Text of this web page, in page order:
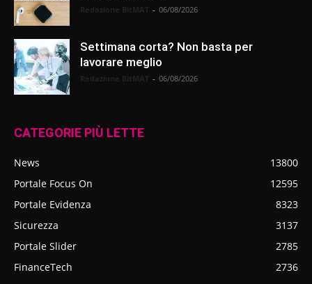
- 06/08/2026
Settimana corta? Non basta per
lavorare meglio
- 06/08/2026
CATEGORIE PIÙ LETTE
News
13800
Portale Focus On
12595
Portale Evidenza
8323
Sicurezza
3137
Portale Slider
2785
FinanceTech
2736